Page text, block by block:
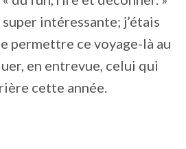
super intéressante; j’étais
permettre ce voyage-là au
en entrevue, celui qui
cette année.